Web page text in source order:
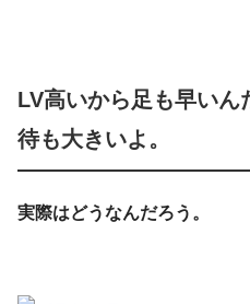
LV高いから足も早いん
待も大きいよ。
実際はどうなんだろう。